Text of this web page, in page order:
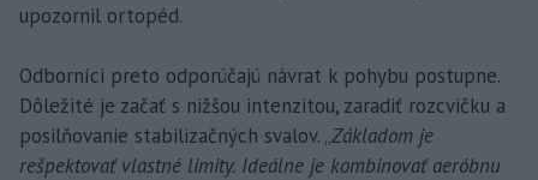
upozornil ortopéd.
Odborníci preto odporúčajú návrat k pohybu postupne.
Dôležité je začať s nižšou intenzitou, zaradiť rozcvičku a
posilňovanie stabilizačných svalov. „Základom je
rešpektovať vlastné limity. Ideálne je kombinovať aeróbnu